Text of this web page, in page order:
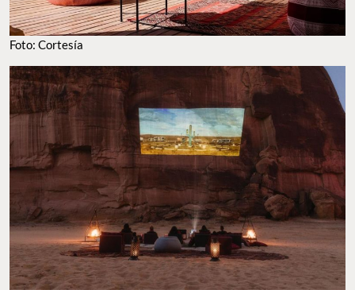
Foto: Cortesía